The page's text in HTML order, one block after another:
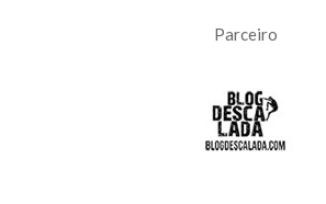
Parceiro